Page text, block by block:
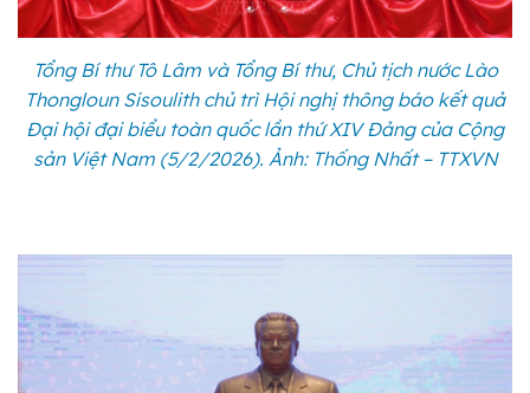
Tổng Bí thư Tô Lâm và Tổng Bí thư, Chủ tịch nước Lào
Thongloun Sisoulith chủ trì Hội nghị thông báo kết quả
Đại hội đại biểu toàn quốc lần thứ XIV Đảng của Cộng
sản Việt Nam (5/2/2026). Ảnh: Thống Nhất – TTXVN